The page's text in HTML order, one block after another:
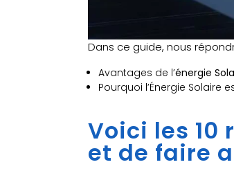
Dans ce guide, nous
Avantages de l’énergie
Pourquoi l’Énergie Solaire
Voici les
et de faire